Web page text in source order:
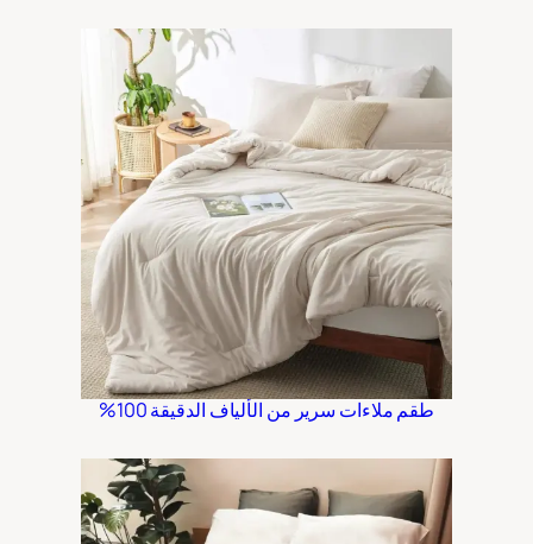
طقم ملاءات سرير من الألياف الدقيقة 100%